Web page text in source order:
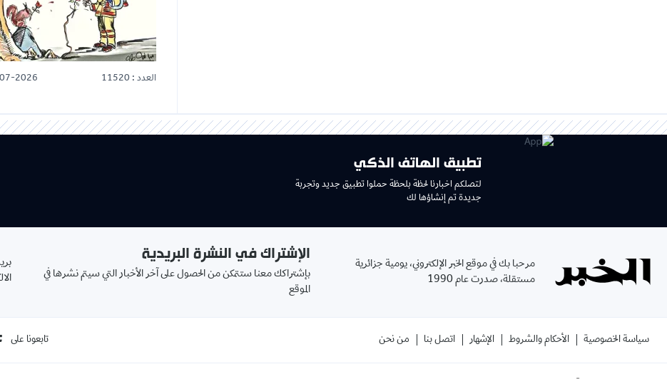
العدد : 11520 2026
تطبيق الهاتف الذكي
لتصلكم اخبارنا لحظة بلحظة حملوا تطبيق جديد وتجربة
جديدة تم إنشاؤها لك
مرحبا بك في موقع الخبر الإلكتروني، يومية جزائرية
مستقلة، صدرت عام 1990
الإشتراك في النشرة البريدية
بإشتراكك معنا ستتمكن من الحصول على آخر الأخبار التي سيتم نشرها في
الموقع
سياسة الخصوصية الأحكام والشروط الإشهار اتصل بنا من نحن تابعونا على